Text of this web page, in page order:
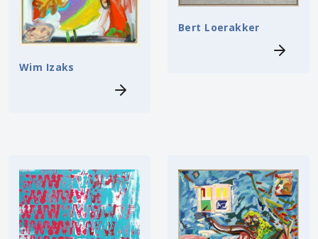
Wim Izaks
Bert Loerakker